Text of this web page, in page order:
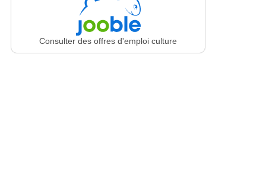
Consulter des offres d'emploi culture